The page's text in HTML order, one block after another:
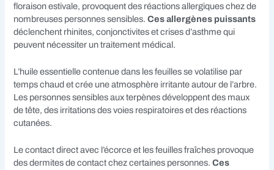
floraison estivale, provoquent des réactions allergiques chez de
nombreuses personnes sensibles.Ces allergènes puissants
déclenchent rhinites, conjonctivites et crises d’asthme qui
peuvent nécessiter un traitement médical.
L’huile essentielle contenue dans les feuilles se volatilise par
temps chaud et crée une atmosphère irritante autour de l’arbre.
Les personnes sensibles aux terpènes développent des maux
de tête, des irritations des voies respiratoires et des réactions
cutanées.
Le contact direct avec l’écorce et les feuilles fraîches provoque
des dermites de contact chez certaines personnes.Ces